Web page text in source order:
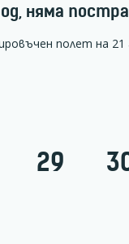
няма
полет на 21
29